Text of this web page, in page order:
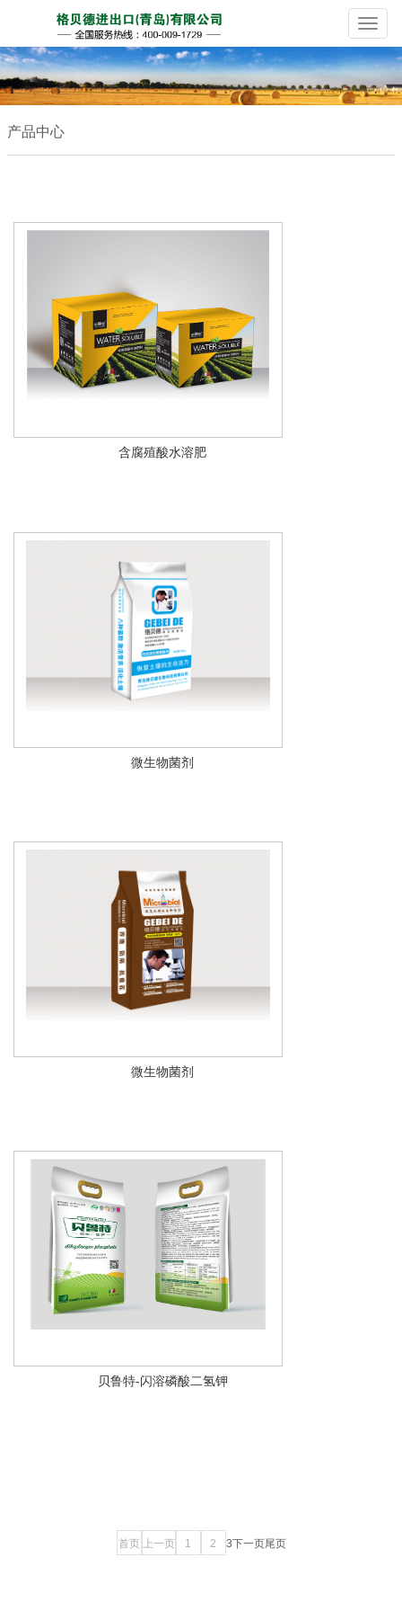
产品中心
含腐殖酸水溶肥
微生物菌剂
微生物菌剂
贝鲁特-闪溶磷酸二氢钾
首页 上一页 1 2 3下一页尾页